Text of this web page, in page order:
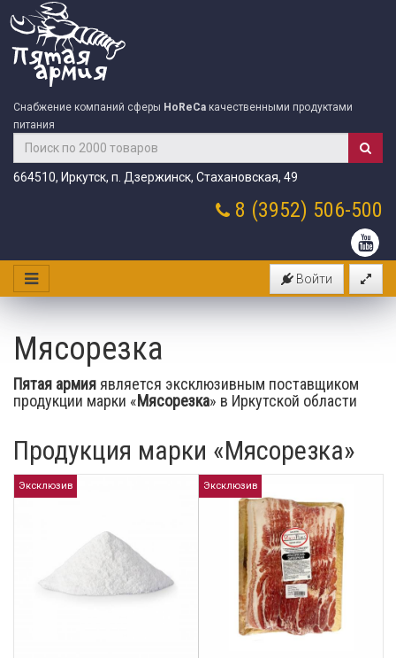
Снабжение компаний сферы HoReCa качественными продуктами
питания
664510, Иркутск, п. Дзержинск, Стахановская, 49
8 (3952) 506-500
Войти
Мясорезка
Пятая армия является эксклюзивным поставщиком
продукции марки «Мясорезка» в Иркутской области
Продукция марки «Мясорезка»
Эксклюзив Эксклюзив